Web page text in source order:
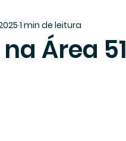
Área 51
1 min de leitura